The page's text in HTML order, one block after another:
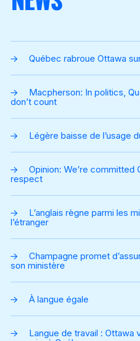
Become a Member
Québec rabroue Ottawa sur
Macpherson: In politics,
don’t count
Légère baisse de l’usage
Opinion: We’re
respect
L’anglais règne parmi les
l’étranger
Champagne promet
son ministère
À langue égale
Langue de travail : Ottawa